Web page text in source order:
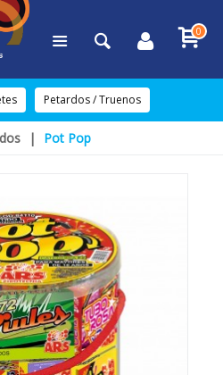
0
Petardos / Truenos
| Pot Pop